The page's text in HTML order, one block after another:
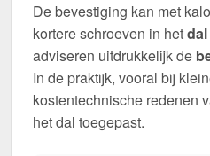
De bevestiging kan met
kortere schroeven in hetdal
adviseren uitdrukkelijk de
In de praktijk, vooral bij
kostentechnische redenen
het dal toegepast.